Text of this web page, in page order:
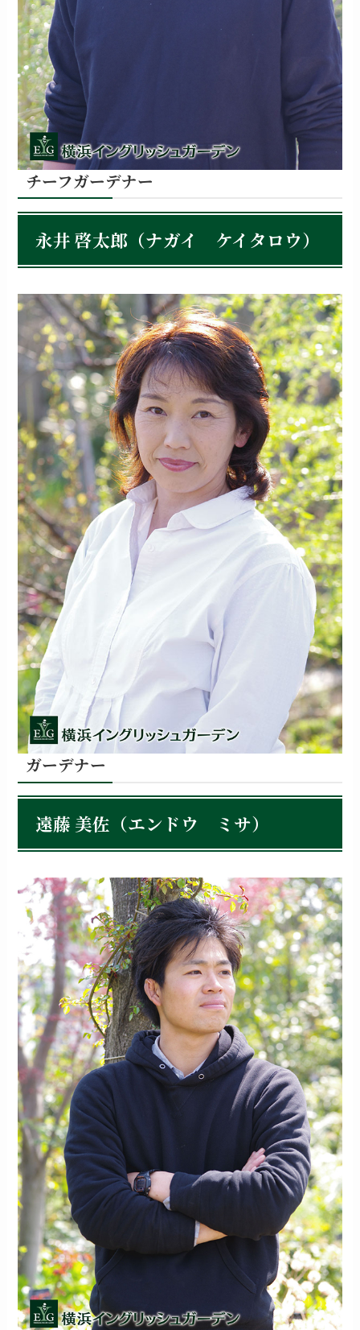
チーフガーデナー
永井 啓太郎（ナガイ ケイタロウ）
ガーデナー
遠藤 美佐（エンドウ ミサ）